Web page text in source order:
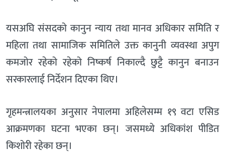
यसअघि संसदको कानुन न्याय तथा मानव अधिकार समिति र
महिला तथा सामाजिक समितिले उक्त कानुनी व्यवस्था अपुग
कमजोर रहेको रहेको निष्कर्ष निकाल्दै छुट्टै कानुन बनाउन
सरकारलाई निर्देशन दिएका थिए।
गृहमन्त्रालयका अनुसार नेपालमा अहिलेसम्म १९ वटा एसिड
आक्रमणका घटना भएका छन्। जसमध्ये अधिकांश पीडित
किशोरी रहेका छन्।